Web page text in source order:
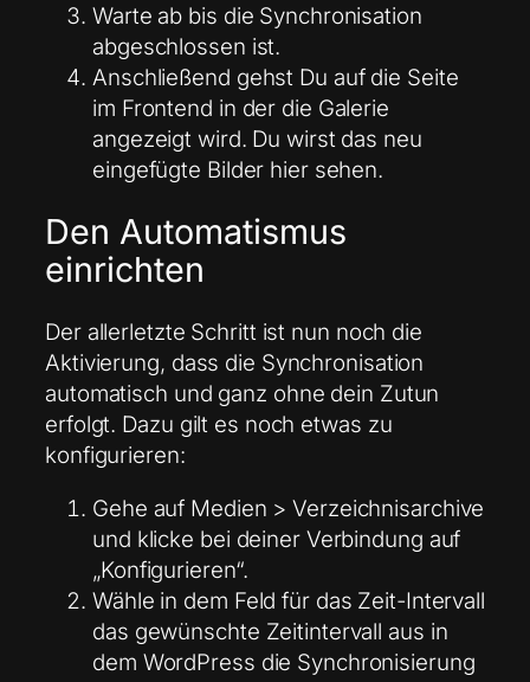
Warte ab bis die Synchronisation
abgeschlossen ist.
Anschließend gehst Du auf die Seite
im Frontend in der die Galerie
angezeigt wird. Du wirst das neu
eingefügte Bilder hier sehen.
Den Automatismus
einrichten
Der allerletzte Schritt ist nun noch die
Aktivierung, dass die Synchronisation
automatisch und ganz ohne dein Zutun
erfolgt. Dazu gilt es noch etwas zu
konfigurieren:
Gehe auf Medien > Verzeichnisarchive
und klicke bei deiner Verbindung auf
„Konfigurieren“.
Wähle in dem Feld für das Zeit-Intervall
das gewünschte Zeitintervall aus in
dem WordPress die Synchronisierung